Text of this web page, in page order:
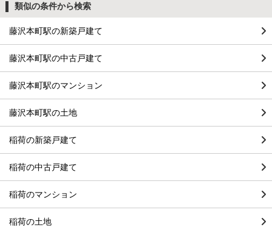
類似の条件から検索
藤沢本町駅の新築戸建て
藤沢本町駅の中古戸建て
藤沢本町駅のマンション
藤沢本町駅の土地
稲荷の新築戸建て
稲荷の中古戸建て
稲荷のマンション
稲荷の土地